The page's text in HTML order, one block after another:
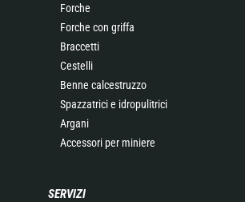
Forche
Forche con griffa
Braccetti
Cestelli
Benne calcestruzzo
Spazzatrici e idropulitrici
Argani
Accessori per miniere
SERVIZI